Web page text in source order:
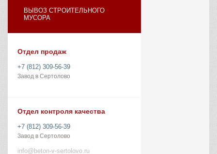
ВЫВОЗ СТРОИТЕЛЬНОГО
МУСОРА
Отдел продаж
+7 (812) 309-56-39
Завод в Сертолово
Отдел контроля качества
+7 (812) 309-56-39
Завод в Сертолово
info@beton-v-sertolovo.ru